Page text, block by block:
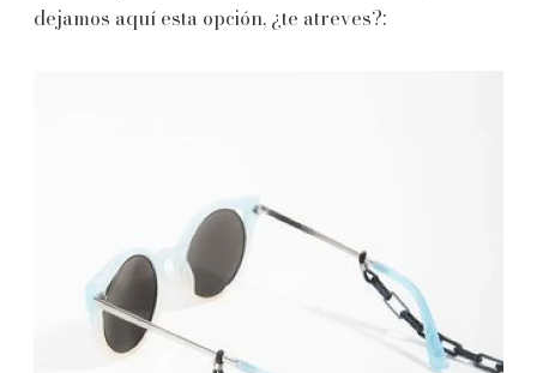
dejamos aquí esta opción, ¿te atreves?: